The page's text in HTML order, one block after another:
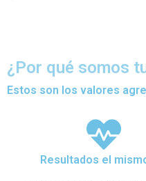
¿Por qué somos
Estos son los valores
Resultados el